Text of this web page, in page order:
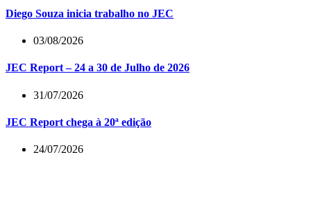
Diego Souza inicia trabalho no JEC
03/08/2026
JEC Report – 24 a 30 de Julho de 2026
31/07/2026
JEC Report chega à 20ª edição
24/07/2026